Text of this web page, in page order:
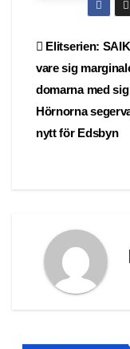
Post
Elitserien:
vare sig
domarna med
Hörnorna
nytt för Edsbyn